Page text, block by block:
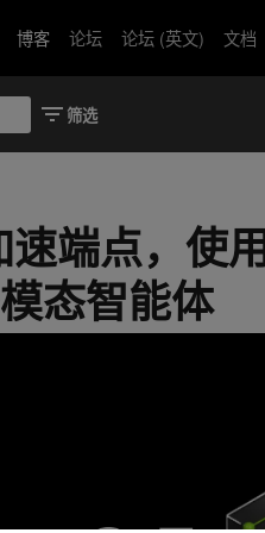
博客 论坛 论坛 (英文) 文档
端点，使
态智能体